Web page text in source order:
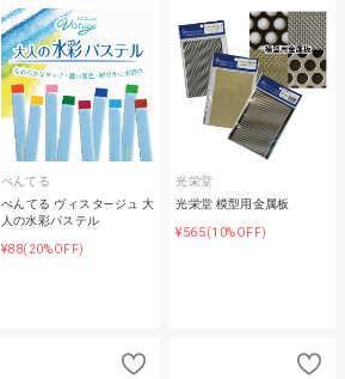
ぺんてる
ぺんてる ヴィスタ―ジュ 大
人の水彩パステル
¥88(20%OFF)
光栄堂
光栄堂 模型用金属板
¥565(10%OFF)